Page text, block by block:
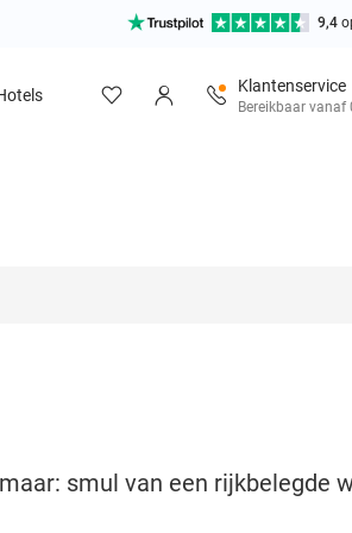
9,4
Klantenservice
Bereikbaar vanaf
smul van een rijkbelegde